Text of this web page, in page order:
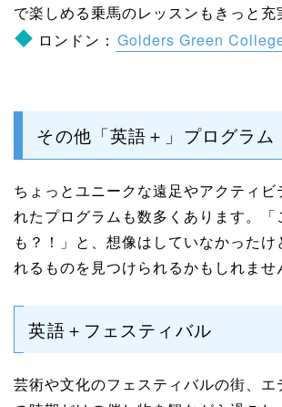
で楽しめる乗馬のレッスンもきっと充
ロンドン： Golders Green
その他「英語＋」プログラム
ちょっとユニークな遠足やアクティビ
れたプログラムも数多くあります。「
も？！」と、想像はしていなかったけ
れるものを見つけられるかもしれませ
英語＋フェスティバル
芸術や文化のフェスティバルの街、エ